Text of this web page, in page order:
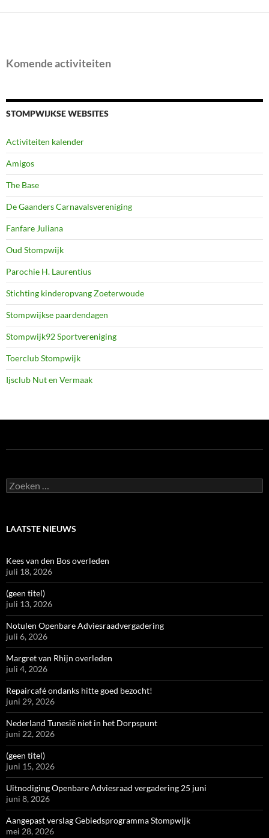
Komende activiteiten
STOMPWIJKSE WEBSITES
Activiteiten kalender
Amigos
The Base
De Gaanders Carnavalsvereniging
Fanfare Juliana
Oud Stompwijk
Parochie H. Laurentius
Stichting kinderopvang Zoeterwoude
Stompwijkse paardendagen
Stompwijk92 Sportvereniging
Toerclub Stompwijk
Ijsclub Nut en Vermaak
Zoeken
naar:
LAATSTE NIEUWS
Kees van den Bos overleden
juli 18, 2026
(geen titel)
juli 13, 2026
Notulen Openbare Adviesraadvergadering
juli 6, 2026
Margret van Rhijn overleden
juli 4, 2026
Repaircafé ondanks hitte goed bezocht!
juni 29, 2026
Nederland Tunesië niet in het Dorpspunt
juni 22, 2026
(geen titel)
juni 15, 2026
Uitnodiging Openbare Adviesraad vergadering 25 juni
juni 8, 2026
Aangepast verslag Gebiedsprogramma Stompwijk
mei 28, 2026